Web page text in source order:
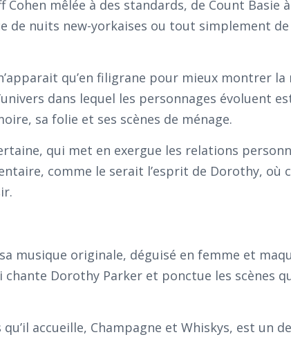
mêlée à des standards, de Count Basie à
de nuits new-yorkaises ou tout simplement
qu’en filigrane pour mieux montrer la
dans lequel les personnages évoluent
sa folie et ses scènes de ménage.
qui met en exergue les relations
comme le serait l’esprit de Dorothy, où
musique originale, déguisé en femme et
Dorothy Parker et ponctue les scènes
accueille, Champagne et Whiskys, est un